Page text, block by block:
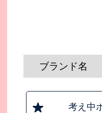
ブランド名
考え中